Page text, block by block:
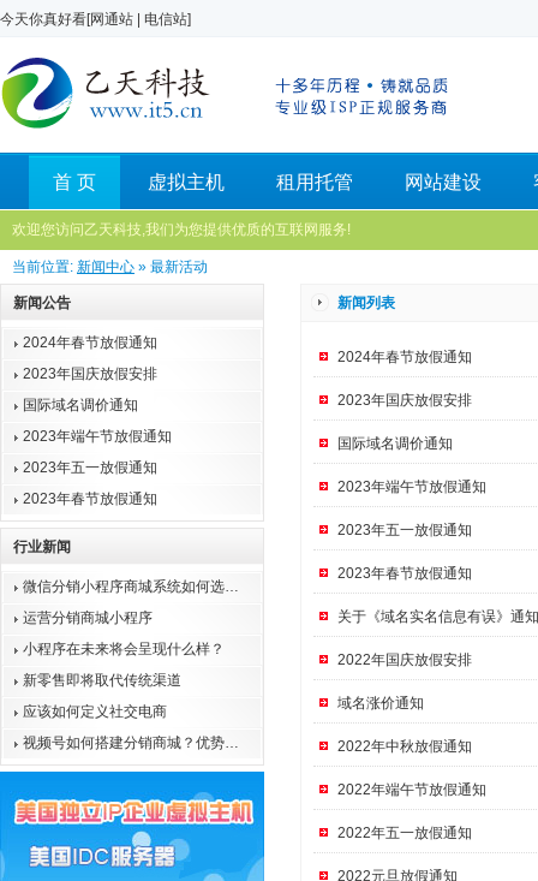
今天你真好看[网通站 电信站]
首 页 虚拟主机 租用托管 网站建设
欢迎您访问乙天科技,我们为您提供优质的互联网服务!
当前位置: 新闻中心 » 最新活动
新闻公告
2024年春节放假通知
2023年国庆放假安排
国际域名调价通知
2023年端午节放假通知
2023年五一放假通知
2023年春节放假通知
行业新闻
微信分销小程序商城系统如何选…
运营分销商城小程序
小程序在未来将会呈现什么样？
新零售即将取代传统渠道
应该如何定义社交电商
视频号如何搭建分销商城？优势…
新闻列表
2024年春节放假通知
2023年国庆放假安排
国际域名调价通知
2023年端午节放假通知
2023年五一放假通知
2023年春节放假通知
关于《域名实名信息有误》通知
2022年国庆放假安排
域名涨价通知
2022年中秋放假通知
2022年端午节放假通知
2022年五一放假通知
2022元旦放假通知